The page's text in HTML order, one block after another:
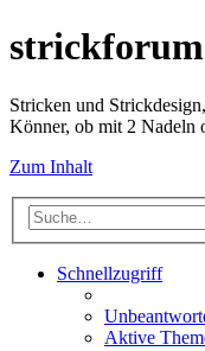
Stricken und
Könner, ob mit 2 Nadeln
Zum Inhalt
Schnellzugriff
Aktive